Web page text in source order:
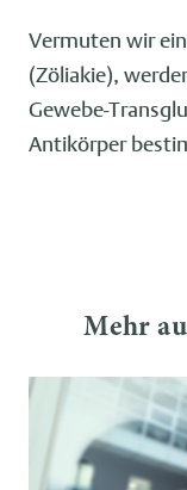
Vermuten wir
(Zöliakie),
Gewebe-
Antikörper
Mehr